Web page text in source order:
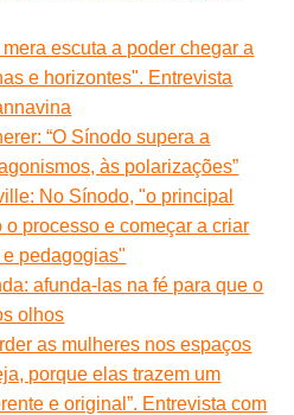
escuta a poder chegar a
e horizontes". Entrevista
“O Sínodo supera a
às polarizações”
No Sínodo, "o principal
o processo e começar a criar
pedagogias"
afunda-las na fé para que o
olhos
as mulheres nos espaços
porque elas trazem um
e original”. Entrevista com